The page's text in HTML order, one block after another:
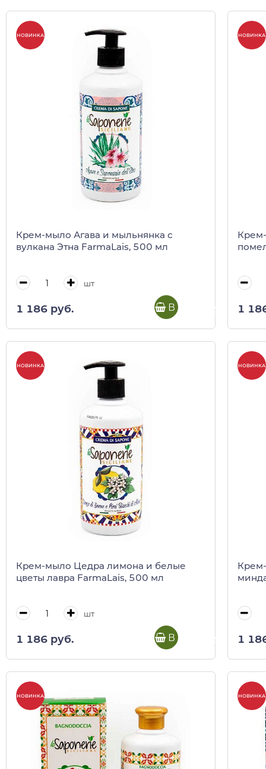
НОВИНКА
Крем-мыло Агава и мыльнянка с
вулкана Этна FarmaLais, 500 мл
шт
1 186 руб. В корзину
НОВИНКА
1
НОВИНКА
Крем-мыло Цедра лимона и белые
цветы лавра FarmaLais, 500 мл
шт
1 186 руб. В корзину
НОВИНКА
1
НОВИНКА НОВИНКА